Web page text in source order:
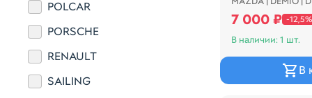
POLCAR
PORSCHE
RENAULT
SAILING
Бампер
7 000 ₽ -12,5%
В наличии: 1 шт.
В
Распродажа